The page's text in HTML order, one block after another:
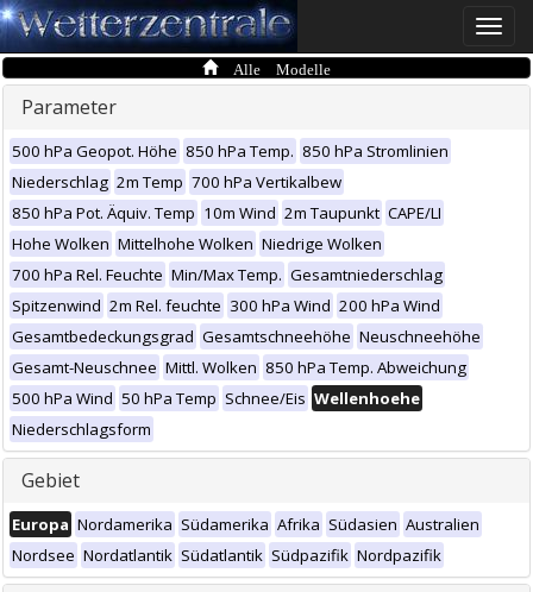
Toggle
Alle Modelle
Parameter
500 hPa Geopot. Höhe 850 hPa Temp. 850 hPa Stromlinien
Niederschlag 2m Temp 700 hPa Vertikalbew
850 hPa Pot. Äquiv. Temp 10m Wind 2m Taupunkt CAPE/LI
Hohe Wolken Mittelhohe Wolken Niedrige Wolken
700 hPa Rel. Feuchte Min/Max Temp. Gesamtniederschlag
Spitzenwind 2m Rel. feuchte 300 hPa Wind 200 hPa Wind
Gesamtbedeckungsgrad Gesamtschneehöhe Neuschneehöhe
Gesamt-Neuschnee Mittl. Wolken 850 hPa Temp. Abweichung
500 hPa Wind 50 hPa Temp Schnee/Eis Wellenhoehe
Niederschlagsform
Gebiet
Europa Nordamerika Südamerika Afrika Südasien Australien
Nordsee Nordatlantik Südatlantik Südpazifik Nordpazifik